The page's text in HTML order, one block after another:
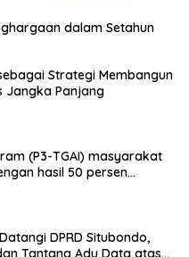
dalam Setahun
Strategi Membangun
Jangka Panjang
(P3-TGAI) masyarakat
hasil 50 persen
DPRD Situbondo,
Tantang Adu Data atas